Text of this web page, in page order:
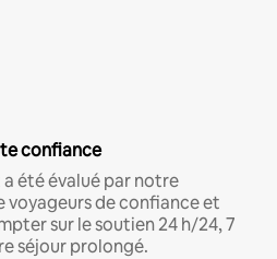
confiance
été évalué par notre
voyageurs de confiance et
sur le soutien 24 h/24, 7
séjour prolongé.